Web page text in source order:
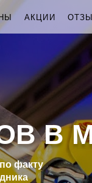
АКЦИИ
В
факту